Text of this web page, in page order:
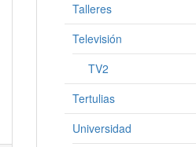
Talleres
Televisión
TV2
Tertulias
Universidad